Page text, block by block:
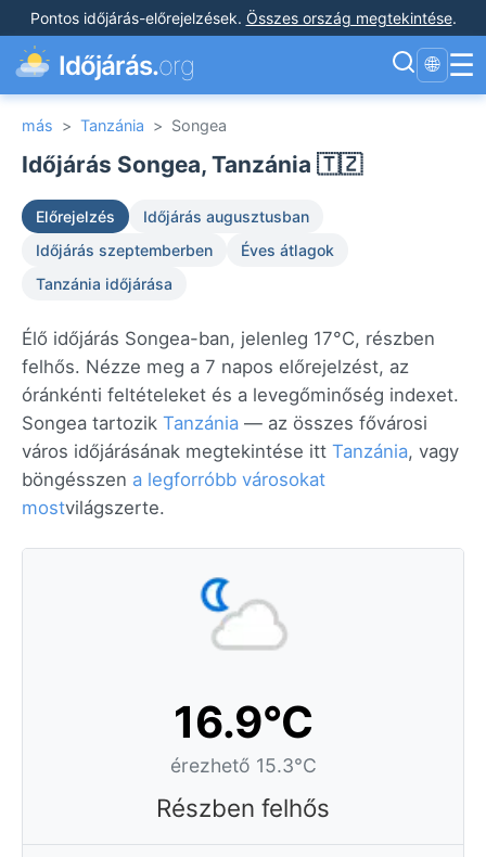
Pontos időjárás-előrejelzések. Összes ország megtekintése.
Időjárás.org 🌐 ☰
más > Tanzánia > Songea
Időjárás Songea, Tanzánia 🇹🇿
Előrejelzés
Időjárás augusztusban
Időjárás szeptemberben
Éves átlagok
Tanzánia időjárása
Élő időjárás Songea-ban, jelenleg 17°C, részben
felhős. Nézze meg a 7 napos előrejelzést, az
óránkénti feltételeket és a levegőminőség indexet.
Songea tartozik Tanzánia — az összes fővárosi
város időjárásának megtekintése itt Tanzánia, vagy
böngésszen a legforróbb városokat
mostvilágszerte.
16.9°C
érezhető 15.3°C
Részben felhős